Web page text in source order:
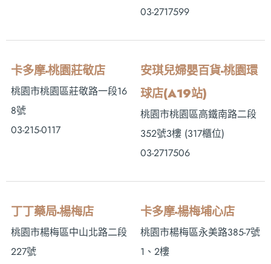
03-2717599
卡多摩-桃園莊敬店
桃園市桃園區莊敬路一段16
8號
03-215-0117
安琪兒婦嬰百貨-桃園環
球店(A19站)
桃園市桃園區高鐵南路二段
352號3樓 (317櫃位)
03-2717506
丁丁藥局-楊梅店
桃園市楊梅區中山北路二段
227號
卡多摩-楊梅埔心店
桃園市楊梅區永美路385-7號
1、2樓